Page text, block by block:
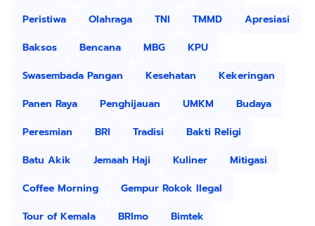
Peristiwa
Olahraga TNI TMMD
Apresiasi
Baksos
Bencana MBG
KPU
Swasembada Pangan
Kesehatan
Kekeringan
Panen Raya
Penghijauan UMKM
Budaya
Peresmian
BRI Tradisi
Bakti Religi
Batu Akik
Jemaah Haji Kuliner
Mitigasi
Coffee Morning
Gempur Rokok Ilegal
Tour of Kemala
BRImo
Bimtek